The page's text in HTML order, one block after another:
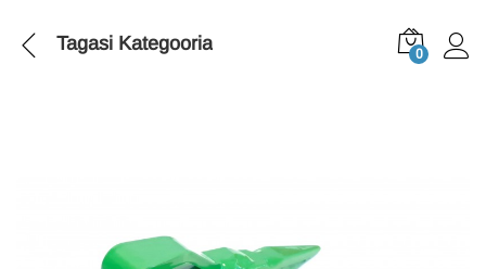
Tagasi Kategooria 0